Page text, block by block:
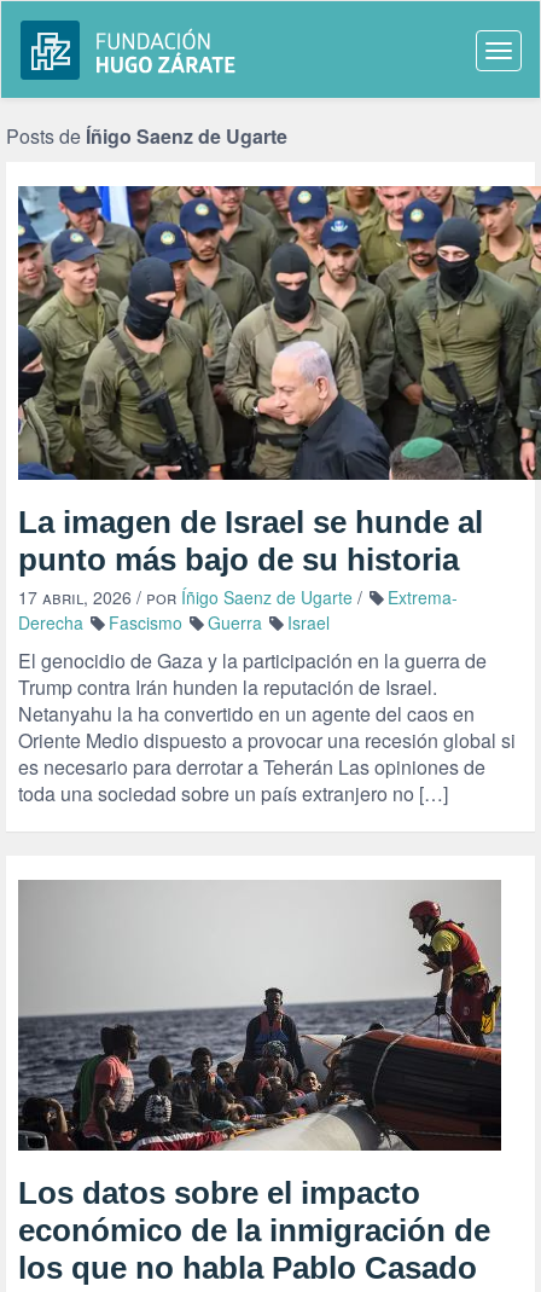
Posts de Íñigo Saenz de Ugarte
La imagen de Israel se hunde al
punto más bajo de su historia
17 abril, 2026 / por Íñigo Saenz de Ugarte /
Extrema-
Derecha
Fascismo Guerra Israel
El genocidio de Gaza y la participación en la guerra de
Trump contra Irán hunden la reputación de Israel.
Netanyahu la ha convertido en un agente del caos en
Oriente Medio dispuesto a provocar una recesión global si
es necesario para derrotar a Teherán Las opiniones de
toda una sociedad sobre un país extranjero no […]
Los datos sobre el impacto
económico de la inmigración de
los que no habla Pablo Casado